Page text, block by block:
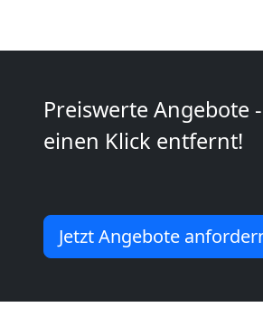
Preiswerte Angebote
einen Klick entfernt!
Jetzt Angebote
Kunsttransport
Feldkirch
Umzug
Feldkirch
3